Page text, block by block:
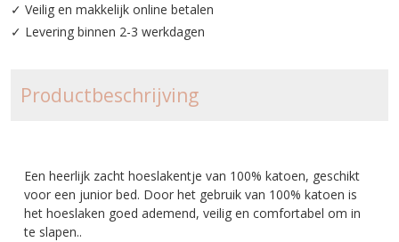
✓ Veilig en makkelijk online betalen
✓ Levering binnen 2-3 werkdagen
Productbeschrijving
Een heerlijk zacht hoeslakentje van 100% katoen, geschikt
voor een junior bed. Door het gebruik van 100% katoen is
het hoeslaken goed ademend, veilig en comfortabel om in
te slapen..